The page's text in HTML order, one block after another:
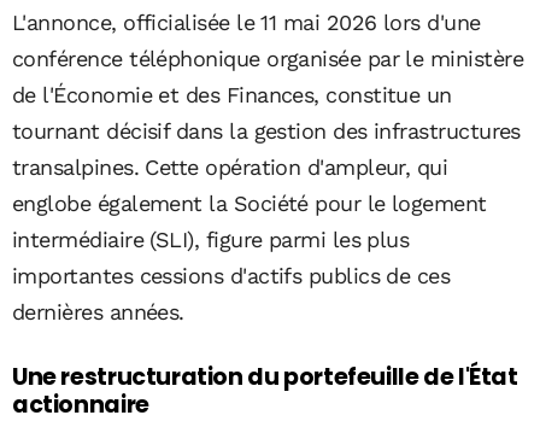
L'annonce, officialisée le 11 mai 2026 lors d'une
conférence téléphonique organisée par le ministère
de l'Économie et des Finances, constitue un
tournant décisif dans la gestion des infrastructures
transalpines. Cette opération d'ampleur, qui
englobe également la Société pour le logement
intermédiaire (SLI), figure parmi les plus
importantes cessions d'actifs publics de ces
dernières années.
Une restructuration du portefeuille de l'État
actionnaire